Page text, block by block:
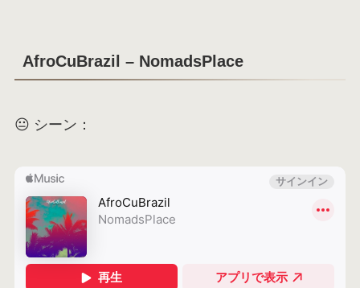
AfroCuBrazil – NomadsPlace
😐 シーン：